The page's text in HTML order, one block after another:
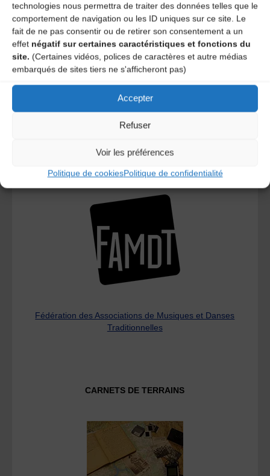
technologies nous permettra de traiter des données telles que le
comportement de navigation ou les ID uniques sur ce site. Le
fait de ne pas consentir ou de retirer son consentement a un
effet négatif sur certaines caractéristiques et fonctions du
site. (Certaines vidéos, polices de caractères et autre médias
embarqués de sites tiers ne s'afficheront pas)
Accepter
Refuser
Voir les préférences
Politique de cookiesPolitique de confidentialité
Le distributeur des musiques Trad'
L’AMTA EST MEMBRE DE LA
Fédération des Associations de Musiques et Danses
Traditionnelles
CARNETS DE TERRAINS